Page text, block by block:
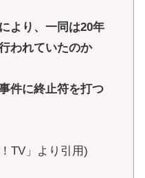
より、一同は20年
われていたのか
件に終止符を打つ
TV」より引用)